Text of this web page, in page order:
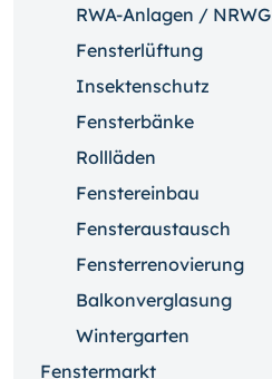
RWA-Anlagen / NRWG
Fensterlüftung
Insektenschutz
Fensterbänke
Rollläden
Fenstereinbau
Fensteraustausch
Fensterrenovierung
Balkonverglasung
Wintergarten
Fenstermarkt